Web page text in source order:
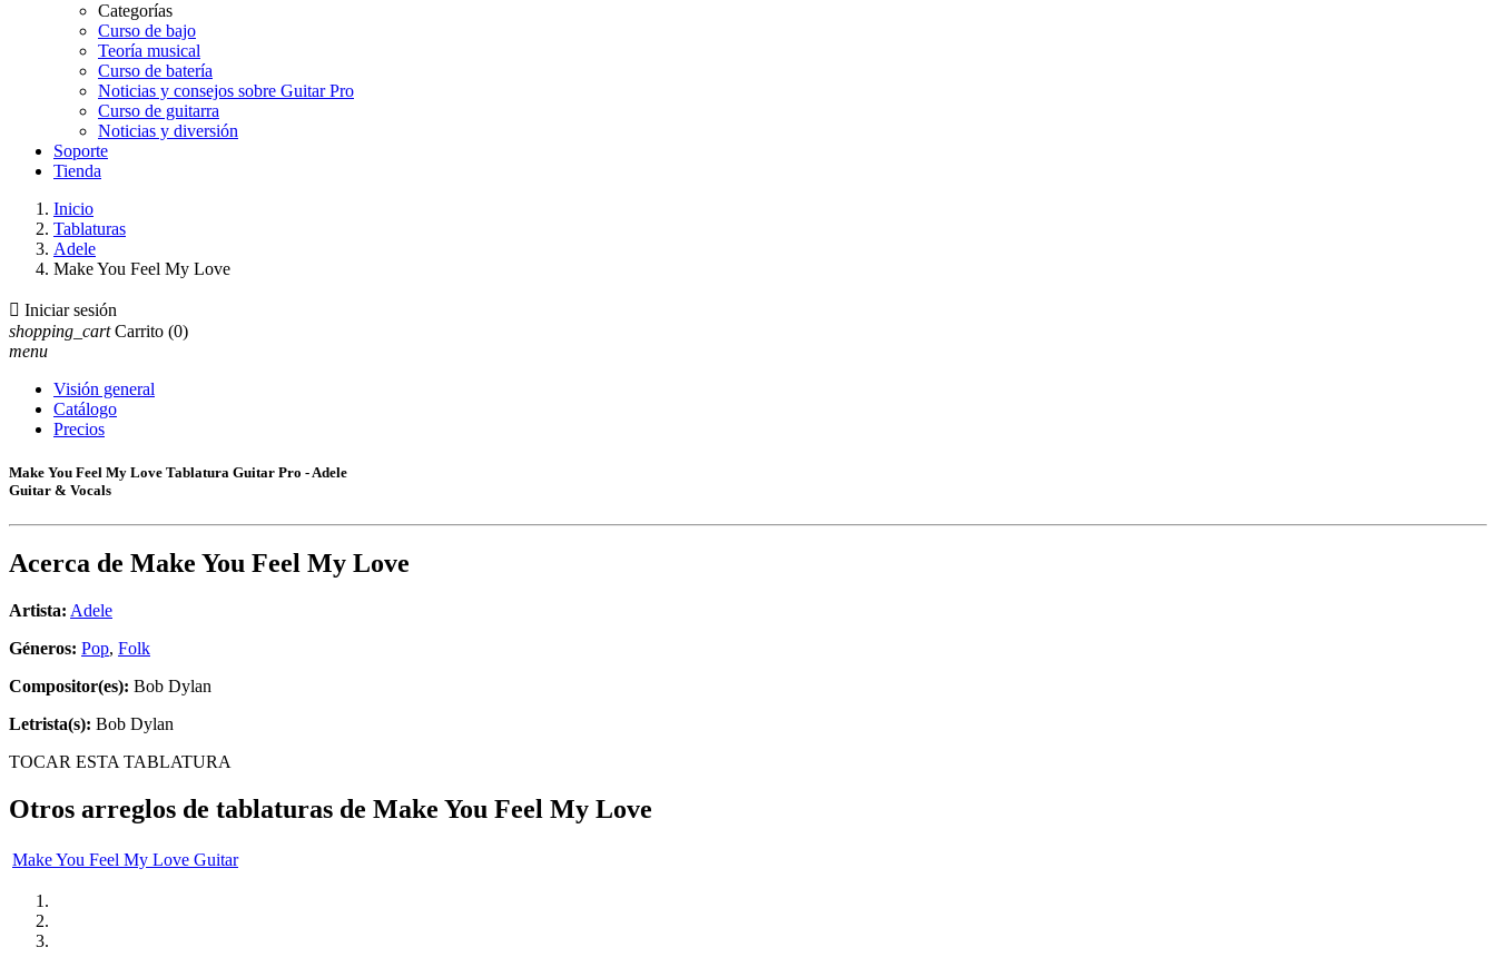
Categorías
Curso de bajo
Teoría musical
Curso de batería
Noticias y consejos sobre Guitar Pro
Curso de guitarra
Noticias y diversión
Soporte
Tienda
Inicio
Tablaturas
Adele
Make You Feel My Love
 Iniciar sesión
shopping_cart Carrito (0)
menu
Visión general
Catálogo
Precios
Make You Feel My Love Tablatura Guitar Pro - Adele
Guitar & Vocals
Acerca de Make You Feel My Love
Artista: Adele
Géneros: Pop, Folk
Compositor(es): Bob Dylan
Letrista(s): Bob Dylan
TOCAR ESTA TABLATURA
Otros arreglos de tablaturas de Make You Feel My Love
Make You Feel My Love Guitar